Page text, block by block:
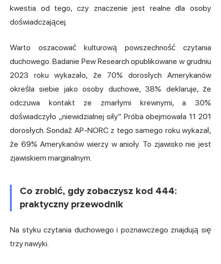
kwestia od tego, czy znaczenie jest realne dla osoby
doświadczającej.
Warto oszacować kulturową powszechność czytania
duchowego. Badanie Pew Research opublikowane w grudniu
2023 roku wykazało, że 70% dorosłych Amerykanów
określa siebie jako osoby duchowe, 38% deklaruje, że
odczuwa kontakt ze zmarłymi krewnymi, a 30%
doświadczyło „niewidzialnej siły”. Próba obejmowała 11 201
dorosłych. Sondaż AP-NORC z tego samego roku wykazał,
że 69% Amerykanów wierzy w anioły. To zjawisko nie jest
zjawiskiem marginalnym.
Co zrobić, gdy zobaczysz kod 444:
praktyczny przewodnik
Na styku czytania duchowego i poznawczego znajdują się
trzy nawyki.